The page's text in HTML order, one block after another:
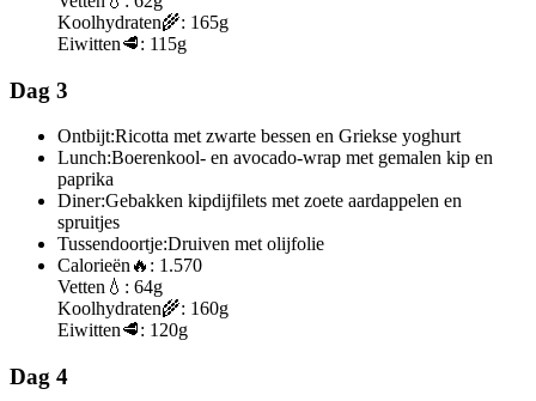
Koolhydraten🌾: 165g
Eiwitten🥩: 115g
Dag 3
Ontbijt:Ricotta met zwarte bessen en Griekse yoghurt
Lunch:Boerenkool- en avocado-wrap met gemalen kip en
paprika
Diner:Gebakken kipdijfilets met zoete aardappelen en
spruitjes
Tussendoortje:Druiven met olijfolie
Calorieën 🔥: 1.570
Vetten 💧: 64g
Koolhydraten🌾: 160g
Eiwitten🥩: 120g
Dag 4